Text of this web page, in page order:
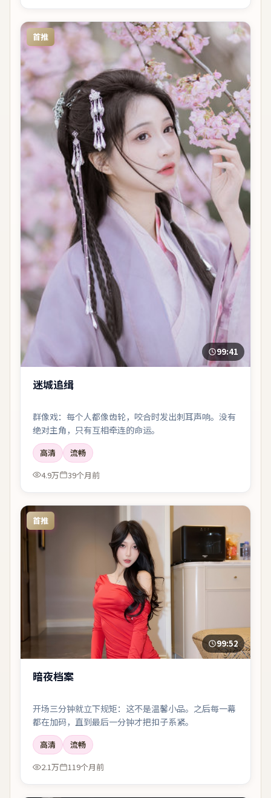
首推
99:41
迷城追缉
群像戏：每个人都像齿轮，咬合时发出刺耳声响。没有
绝对主角，只有互相牵连的命运。
高清
流畅
4.9万
39个月前
首推
99:52
暗夜档案
开场三分钟就立下规矩：这不是温馨小品。之后每一幕
都在加码，直到最后一分钟才把扣子系紧。
高清
流畅
2.1万
119个月前